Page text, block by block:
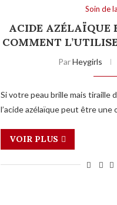
Soin de
ACIDE AZÉLAÏQUE
COMMENT
ParHeygirls
Si votre peau brille mais tiraille
l’acide azélaïque peut être une
VOIR PLUS